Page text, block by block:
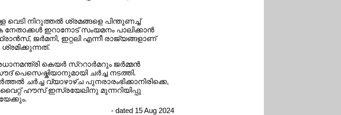
വെടി നിറുത്തല്‍ ശ്രമങ്ങളെ പിന്തുണച്ച്
ഇറാനോട് സംയമനം പാലിക്കാന്‍
ജര്‍മനി, ഇറ്റലി എന്നീ രാജ്യങ്ങളാണ്
കെയര്‍ സ്ററാര്‍മറും ജര്‍മ്മന്‍
ചര്‍ച്ച നടത്തി.
ചര്‍ച്ച വ്യാഴാഴ്ച പുനരാരംഭിക്കാനിരിക്കെ,
ഹൗസ് ഇസ്രയേലിനു മുന്നറിയിപ്പു
- dated 15 Aug 2024